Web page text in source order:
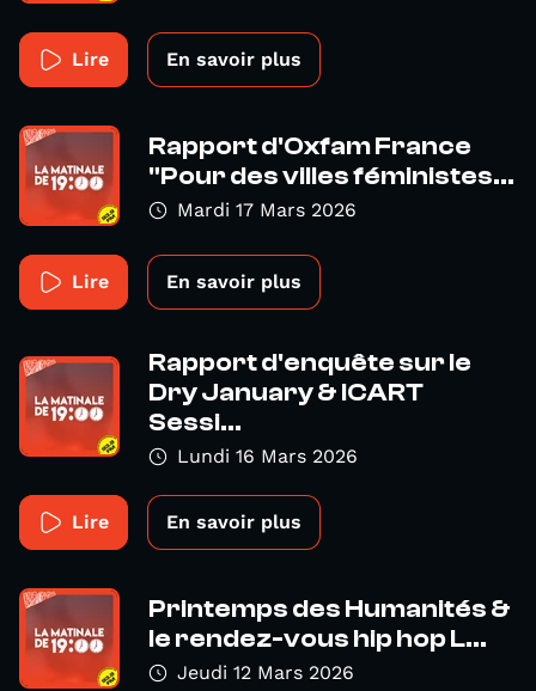
Lire En savoir plus
Rapport d'Oxfam France
"Pour des villes féministes...
Mardi 17 Mars 2026
Lire En savoir plus
Rapport d'enquête sur le
Dry January & ICART
Sessi...
Lundi 16 Mars 2026
Lire En savoir plus
Printemps des Humanités &
le rendez-vous hip hop L...
Jeudi 12 Mars 2026